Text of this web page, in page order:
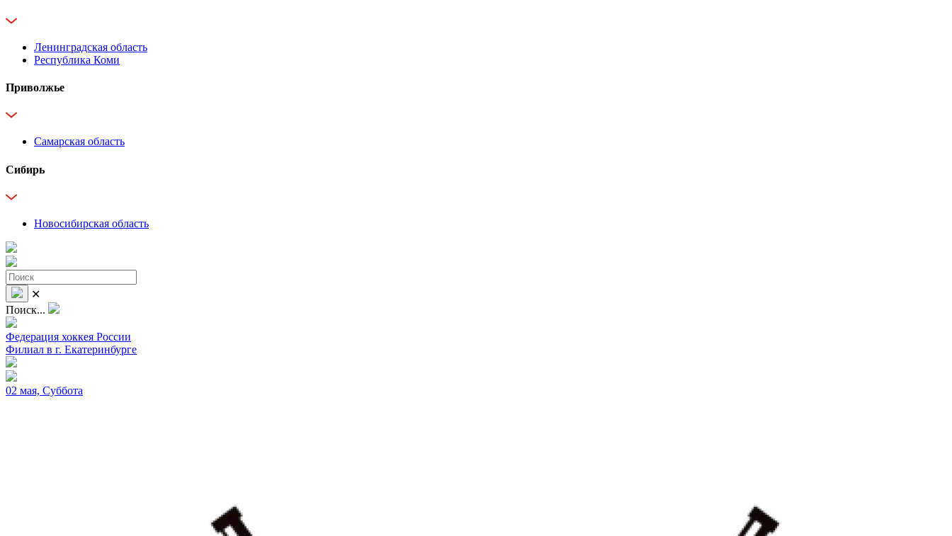
Ленинградская область
Республика Коми
Приволжье
Самарская область
Сибирь
Новосибирская область
✕
Поиск...
Федерация хоккея России
Филиал в г. Екатеринбурге
02 мая, Суббота